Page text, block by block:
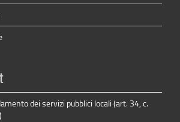
dei servizi pubblici locali (art. 34, c.